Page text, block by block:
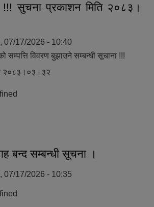
!!! सुचना प्रकाशन मिति २०८३।
07/17/2026 - 10:40
विवरण बुझाउने सम्बन्धी सूचाना !!!
२०८३।०३।३२
बन्द सम्बन्धी सूचना ।
07/17/2026 - 10:35